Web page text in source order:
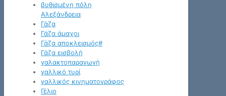
βυθισμένη πόλη
Αλεξάνδρεια
Γάζα
Γάζα άμαχοι
Γάζα αποκλεισμός#
Γάζα εισβολή
γαλακτοπαραγωγή
γαλλικό τυρί
γαλλικός κινηματογράφος
Γέλιο